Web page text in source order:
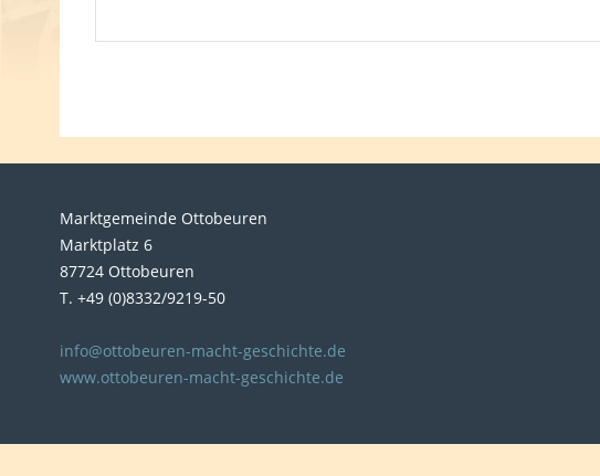
Marktgemeinde Ottobeuren
Marktplatz 6
87724 Ottobeuren
T. +49 (0)8332/9219-50
info@ottobeuren-macht-geschichte.de
www.ottobeuren-macht-geschichte.de